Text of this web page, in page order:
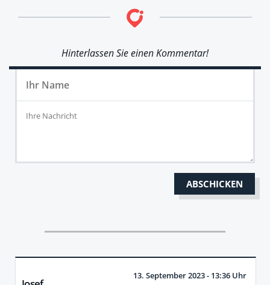
Hinterlassen Sie einen Kommentar!
13. September 2023 - 13:36 Uhr